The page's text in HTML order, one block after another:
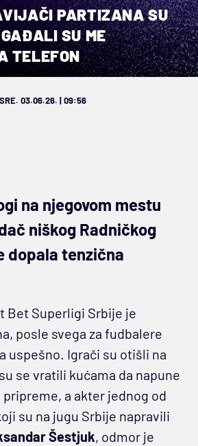
PARTIZANA SU
SU ME
TELEFON
03.06.26. | 09:56
na njegovom mestu
niškog Radničkog
dopala tenzična
Bet Superligi Srbije je
posle svega za fudbalere
uspešno. Igrači su otišli na
se vratili kućama da napune
a akter jednog od
su na jugu Srbije napravili
Šestjuk, odmor je